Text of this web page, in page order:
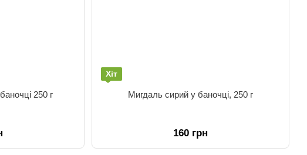
250 г
Хіт
Мигдаль сирий у баночці, 250 г
160 грн